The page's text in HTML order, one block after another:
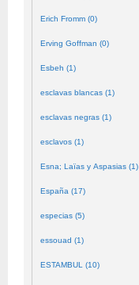
Erich Fromm (0)
Erving Goffman (0)
Esbeh (1)
esclavas blancas (1)
esclavas negras (1)
esclavos (1)
Esna; Laïas y Aspasias (1)
España (17)
especias (5)
essouad (1)
ESTAMBUL (10)